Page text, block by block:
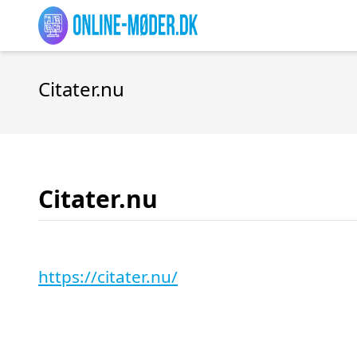
Citater.nu
Citater.nu
https://citater.nu/